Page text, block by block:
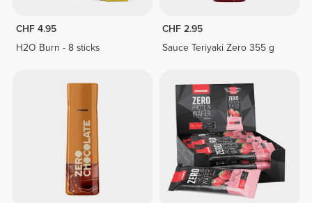
CHF 4.95
H2O Burn - 8 sticks
CHF 2.95
Sauce Teriyaki Zero 355 g